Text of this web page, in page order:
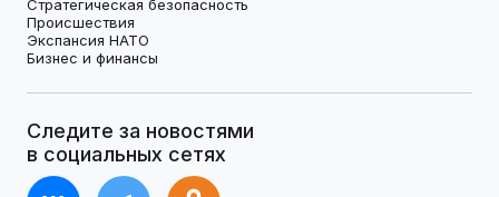
Стратегическая безопасность
Происшествия
Экспансия НАТО
Бизнес и финансы
Следите за новостями
в социальных сетях